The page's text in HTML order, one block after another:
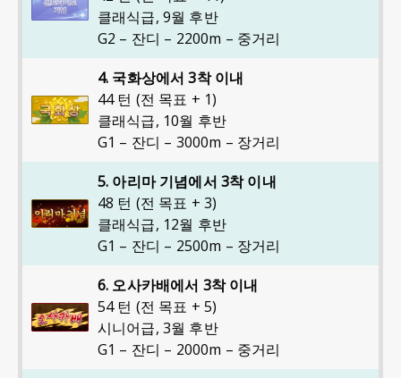
클래식급, 9월 후반
G2 – 잔디 – 2200m – 중거리
4. 국화상에서 3착 이내
44 턴 (전 목표 + 1)
클래식급, 10월 후반
G1 – 잔디 – 3000m – 장거리
5. 아리마 기념에서 3착 이내
48 턴 (전 목표 + 3)
클래식급, 12월 후반
G1 – 잔디 – 2500m – 장거리
6. 오사카배에서 3착 이내
54 턴 (전 목표 + 5)
시니어급, 3월 후반
G1 – 잔디 – 2000m – 중거리